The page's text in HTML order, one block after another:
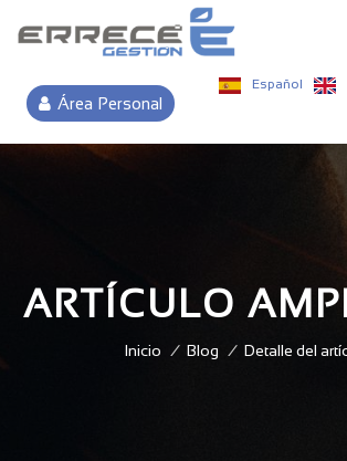
Área Personal
Español
ARTÍCULO
Inicio / Blog / Detalle del